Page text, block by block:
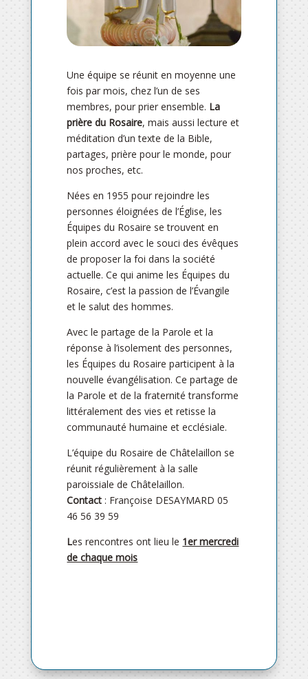
Une équipe se réunit en moyenne une
fois par mois, chez l’un de ses
membres, pour prier ensemble. La
prière du Rosaire, mais aussi lecture et
méditation d’un texte de la Bible,
partages, prière pour le monde, pour
nos proches, etc.
Nées en 1955 pour rejoindre les
personnes éloignées de l’Église, les
Équipes du Rosaire se trouvent en
plein accord avec le souci des évêques
de proposer la foi dans la société
actuelle. Ce qui anime les Équipes du
Rosaire, c’est la passion de l’Évangile
et le salut des hommes.
Avec le partage de la Parole et la
réponse à l’isolement des personnes,
les Équipes du Rosaire participent à la
nouvelle évangélisation. Ce partage de
la Parole et de la fraternité transforme
littéralement des vies et retisse la
communauté humaine et ecclésiale.
L’équipe du Rosaire de Châtelaillon se
réunit régulièrement à la salle
paroissiale de Châtelaillon.
Contact : Françoise DESAYMARD 05
46 56 39 59
Les rencontres ont lieu le 1er mercredi
de chaque mois